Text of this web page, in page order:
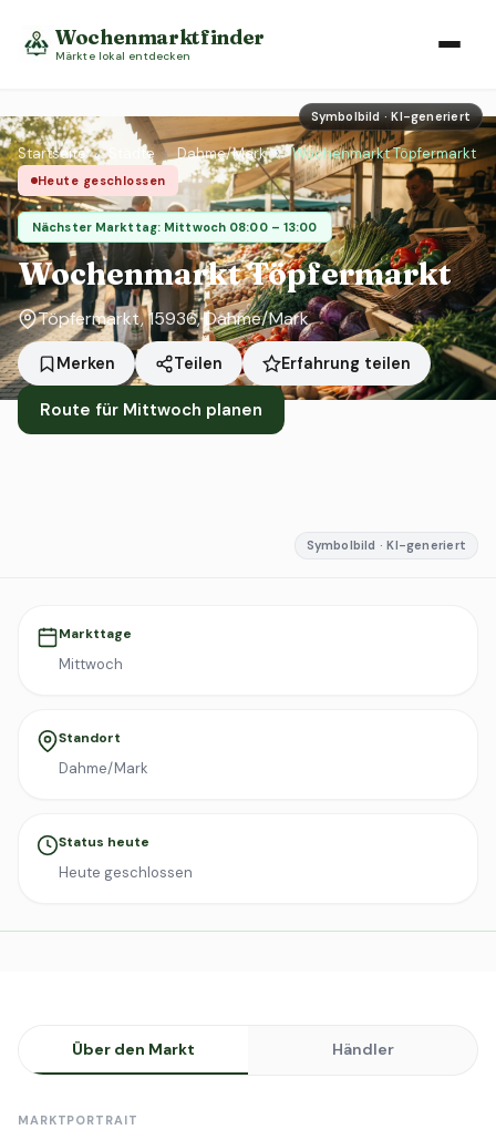
Wochenmarktfinder
Märkte lokal entdecken
Symbolbild · KI-generiert
Startseite › Städte › Dahme/Mark › Wochenmarkt Töpfermarkt
Heute geschlossen
Nächster Markttag: Mittwoch 08:00 – 13:00
Wochenmarkt Töpfermarkt
Töpfermarkt, 15936, Dahme/Mark
Merken Teilen Erfahrung teilen
Route für Mittwoch planen
Symbolbild · KI-generiert
Markttage
Mittwoch
Standort
Dahme/Mark
Status heute
Heute geschlossen
Über den Markt Händler
MARKTPORTRAIT